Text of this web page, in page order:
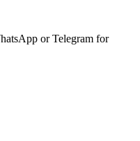
or Telegram for